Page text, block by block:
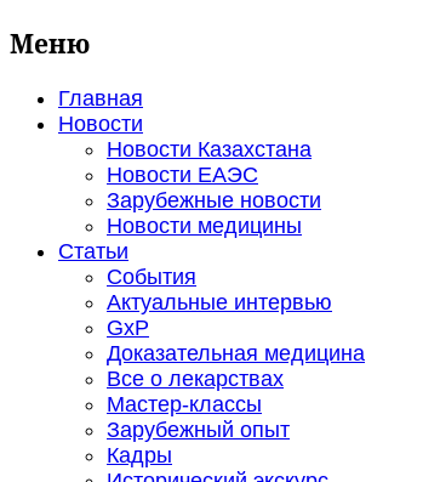
Меню
Главная
Новости
Новости Казахстана
Новости ЕАЭС
Зарубежные новости
Новости медицины
Статьи
События
Актуальные интервью
GxP
Доказательная медицина
Все о лекарствах
Мастер-классы
Зарубежный опыт
Кадры